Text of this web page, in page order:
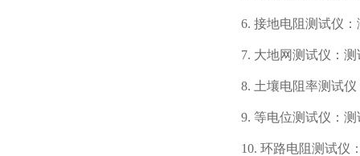
6. 接地电阻测试仪
7. 大地网测试仪：
8. 土壤电阻率测试
9. 等电位测试仪：
10. 环路电阻测试仪